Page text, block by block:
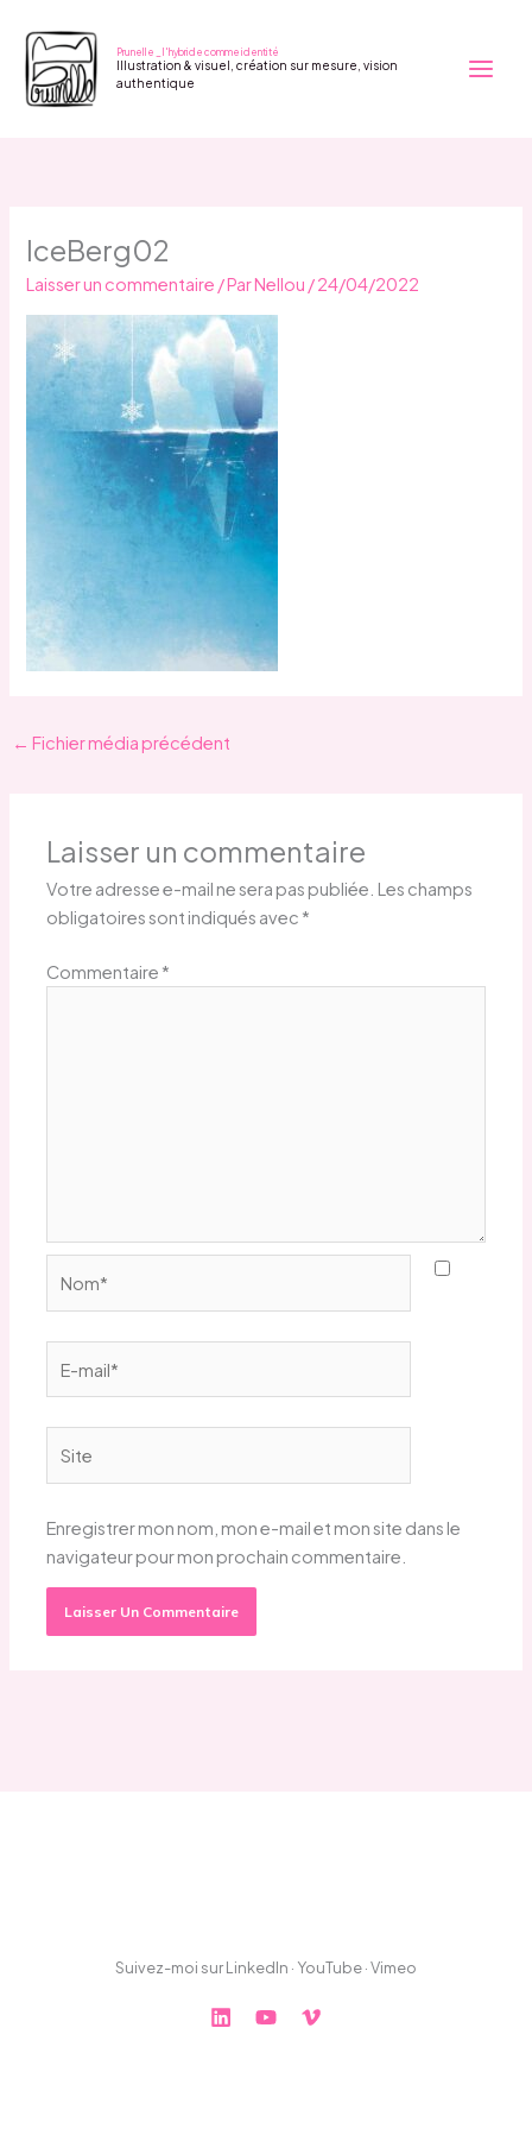
contenu
Prunelle _ l'hybride comme identité
Illustration & visuel, création sur mesure, vision
authentique
IceBerg02
Laisser un commentaire / ParNellou /24/04/2022
← Fichier média précédent
Laisser un commentaire
Votre adresse e-mail ne sera pas publiée. Les champs
obligatoires sont indiqués avec *
Commentaire *
mail*
Enregistrer mon nom, mon e-mail et mon site dans le
navigateur pour mon prochain commentaire.
Suivez-moi sur LinkedIn · YouTube · Vimeo